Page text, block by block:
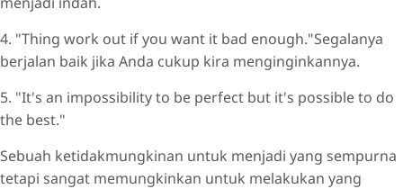
4. "Thing work out if you want it bad enough."Segalanya
berjalan baik jika Anda cukup kira menginginkannya.
5. "It's an impossibility to be perfect but it's possible to do
the best."
Sebuah ketidakmungkinan untuk menjadi yang sempurna
tetapi sangat memungkinkan untuk melakukan yang